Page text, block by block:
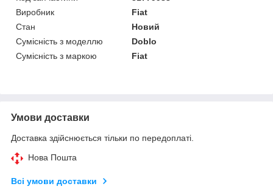
Виробник
Fiat
Стан
Новий
Сумісність з моделлю
Doblo
Сумісність з маркою
Fiat
Умови доставки
Доставка здійснюється тільки по передоплаті.
Нова Пошта
Всі умови доставки